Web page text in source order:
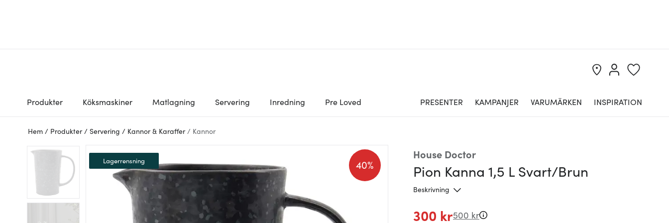
Produkter Köksmaskiner Matlagning Servering Inredning Pre Loved PRESENTER KAMPANJER VARUMÄRKEN INSPIRATION
Hem / Produkter / Servering / Kannor & Karaffer / Kannor
House Doctor
Pion Kanna 1,5 L Svart/Brun
Beskrivning
40%
Lagerrensning
300 kr500 kr